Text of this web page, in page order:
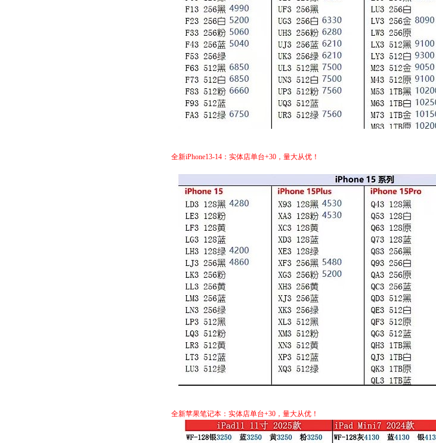
全新iPhone13-14：实体店单台+30，量大从优！
全新苹果笔记本：实体店单台+30，量大从优！